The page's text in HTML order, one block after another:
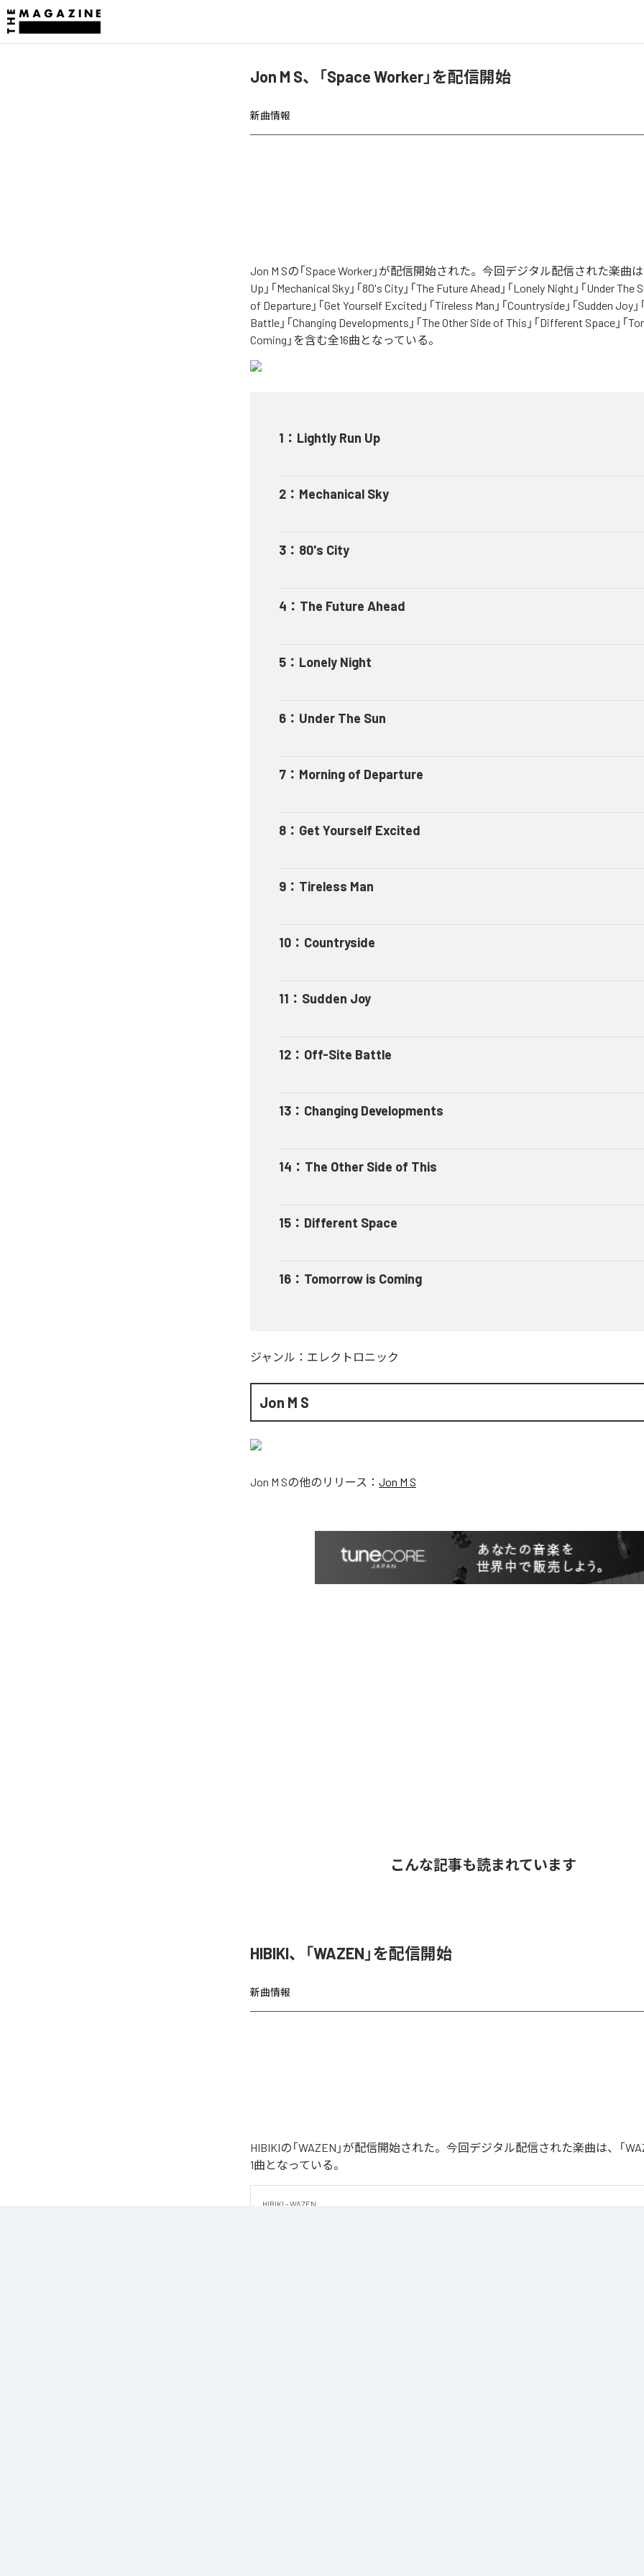
Jon M S、「Space Worker」を配信開始
新曲情報
Jon M Sの「Space Worker」が配信開始された。今回デジタル配信された楽曲は
Up」「Mechanical Sky」「80's City」「The Future Ahead」「Lonely Night」「Under The
of Departure」「Get Yourself Excited」「Tireless Man」「Countryside」「Sudden Joy
Battle」「Changing Developments」「The Other Side of This」「Different Space」「
Coming」を含む全16曲となっている。
1 ： Lightly Run Up
2 ： Mechanical Sky
3 ： 80's City
4 ： The Future Ahead
5 ： Lonely Night
6 ： Under The Sun
7 ： Morning of Departure
8 ： Get Yourself Excited
9 ： Tireless Man
10 ： Countryside
11 ： Sudden Joy
12 ： Off-Site Battle
13 ： Changing Developments
14 ： The Other Side of This
15 ： Different Space
16 ： Tomorrow is Coming
ジャンル： エレクトロニック
Jon M S
Jon M Sの他のリリース： Jon M S
こんな記事も読まれています
HIBIKI、「WAZEN」を配信開始
新曲情報
HIBIKIの「WAZEN」が配信開始された。今回デジタル配信された楽曲は、「
1曲となっている。
HIBIKI - WAZEN